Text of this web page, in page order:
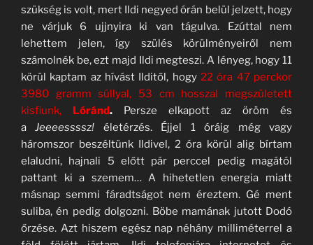
szükség is volt, mert Ildi negyed órán belül jelzett, hogy
ne várjuk 6 ujjnyira ki van tágulva. Ezúttal nem
lehettem jelen, így szülés körülményeiről nem
számolnék be, ezt majd Ildi megteszi. A lényeg, hogy 11
körül kaptam az hívást Ilditől, hogy 22 óra 47 perckor
3980 gramm súllyal, 53 cm hosszal megszületett
kisfiunk, Lóránd. Persze elkapott az öröm és
aJeeeessssz! életérzés. Éjjel 1 óráig még vagy
háromszor beszéltünk Ildivel, 2 óra körül alig bírtam
elaludni, hajnali 5 előtt pár perccel pedig magától
pattant ki a szemem… A hihetetlen energia miatt
másnap semmi fáradtságot nem éreztem. Gé ment
suliba, én pedig dolgozni. Böbe mamának jutott Dodó
őrzése. Azt hiszem egész nap néhány milliméterrel a